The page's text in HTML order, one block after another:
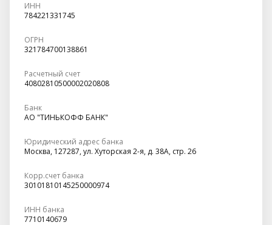
ИНН
784221331745
ОГРН
321784700138861
Расчетный счет
40802810500002020808
Банк
АО "ТИНЬКОФФ БАНК"
Юридический адрес банка
Москва, 127287, ул. Хуторская 2-я, д. 38А, стр. 26
Корр.счет банка
30101810145250000974
ИНН банка
7710140679